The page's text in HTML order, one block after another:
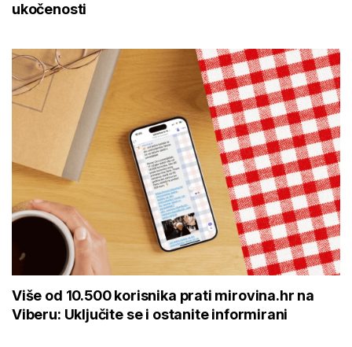
ukočenosti
Više od 10.500 korisnika prati mirovina.hr na
Viberu: Uključite se i ostanite informirani